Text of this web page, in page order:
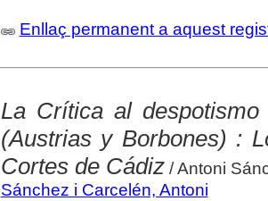
Enllaç permanent a aquest
La Crítica al
(Austrias y Borbones) :
Cortes de Cádiz/ Antoni
Sánchez i Carcelén, Antoni